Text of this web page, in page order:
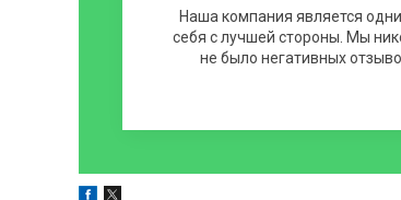
Наша компания является
себя с лучшей стороны. Мы
не было негативных